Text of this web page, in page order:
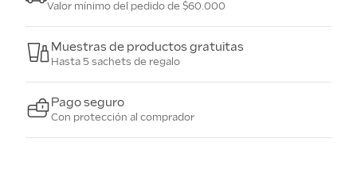
Valor mínimo del pedido de $60.000
Muestras de productos gratuitas
Hasta 5 sachets de regalo
Pago seguro
Con protección al comprador